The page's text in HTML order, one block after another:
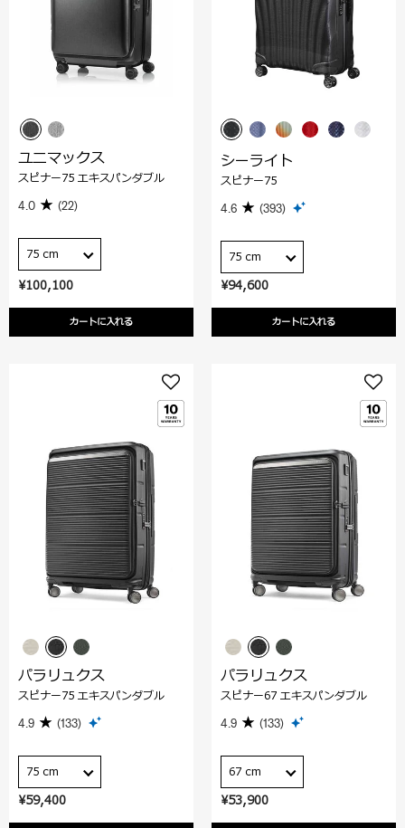
¥100,100
カートに入れる
ユニマックス
スピナー75 エキスパンダブル
4.0 (22)
75 cm
¥94,600
カートに入れる
シーライト
スピナー75
4.6 (393)
75 cm
¥59,400
パラリュクス
スピナー75 エキスパンダブル
4.9 (133)
75 cm
¥53,900
パラリュクス
スピナー67 エキスパンダブル
4.9 (133)
67 cm